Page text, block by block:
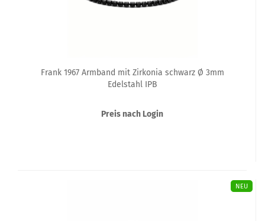
Frank 1967 Armband mit Zirkonia schwarz Ø 3mm
Edelstahl IPB
Preis nach Login
NEU